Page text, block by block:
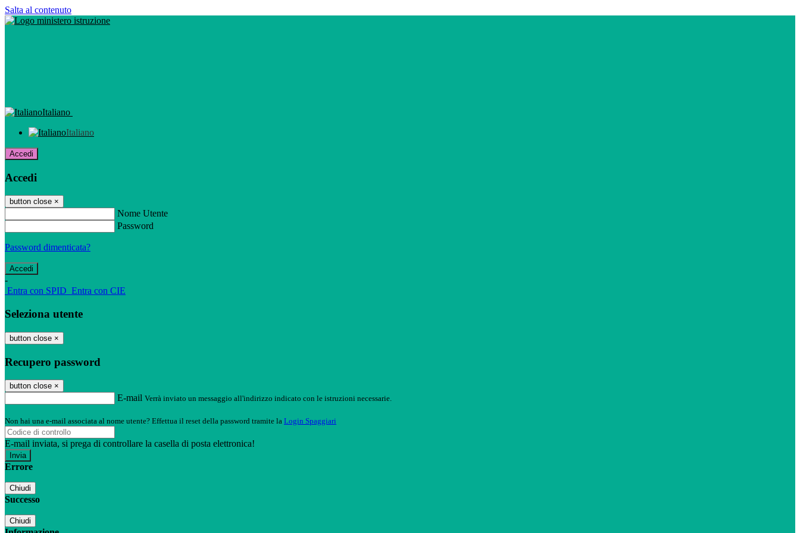
Salta al contenuto
Italiano
Italiano
Accedi
Accedi
button close ×
Nome Utente
Password
Password dimenticata?
-
Entra con SPID Entra con CIE
Seleziona utente
button close ×
Recupero password
button close ×
E-mail Verrà inviato un messaggio all'indirizzo indicato con le istruzioni necessarie.
Non hai una e-mail associata al nome utente? Effettua il reset della password tramite la Login Spaggiari
E-mail inviata, si prega di controllare la casella di posta elettronica!
Errore
Chiudi
Successo
Chiudi